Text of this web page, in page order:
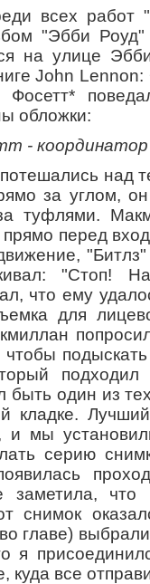
"Эбби
на улице
John
обложки:
-
над тем,
за углом, он
туфлями.
перед
"Стоп!
что ему
для
быть один из
кладке.
и мы
серию
заметила,
снимок
главе)
я
куда все